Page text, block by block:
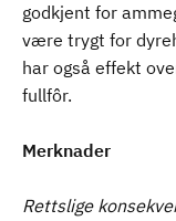
godkjent for
være trygt for
har også effekt
fullfôr.
Merknader
Rettslige